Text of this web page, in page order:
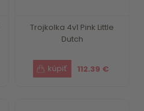
Trojkolka 4v1 Pink Little
Dutch
112.39 €